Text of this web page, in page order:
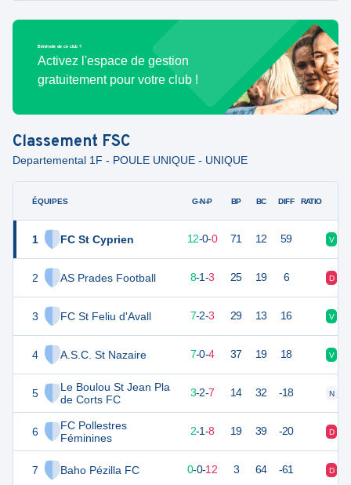
Bénévole de ce club ?
Activez l'espace de gestion
gratuitement pour votre club !
Classement FSC
Departemental 1F - POULE UNIQUE - UNIQUE
ÉQUIPES
1 FC St Cyprien
2 AS Prades Football
3 FC St Feliu d'Avall
4 A.S.C. St Nazaire
5
Le Boulou St Jean Pla
de Corts FC
6
FC Pollestres
Féminines
7 Baho Pézilla FC
G-N-P BP BC DIFF RATIO
12-0-0 71 12 59 V
25 8-1-3 25 19 6 D
23 7-2-3 29 13 16 V
20 7-0-4 37 19 18 V
11 12 3-2-7 14 32 -18 N
2-1-8 19 39 -20 D
0-0-12 3 64 -61 D